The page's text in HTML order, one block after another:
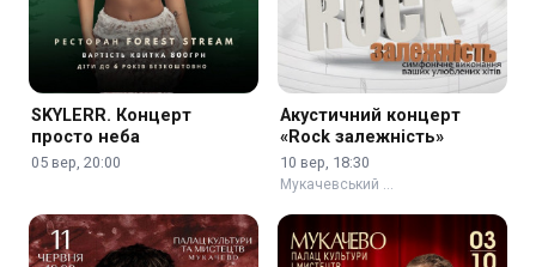
SKYLERR. Концерт
просто неба
05 вер, 20:00
Акустичний концерт
«Rock залежність»
10 вер, 18:30
Мукачевський …